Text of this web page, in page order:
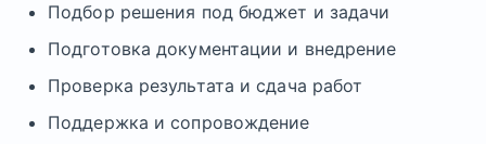
Подбор решения под бюджет и задачи
Подготовка документации и внедрение
Проверка результата и сдача работ
Поддержка и сопровождение